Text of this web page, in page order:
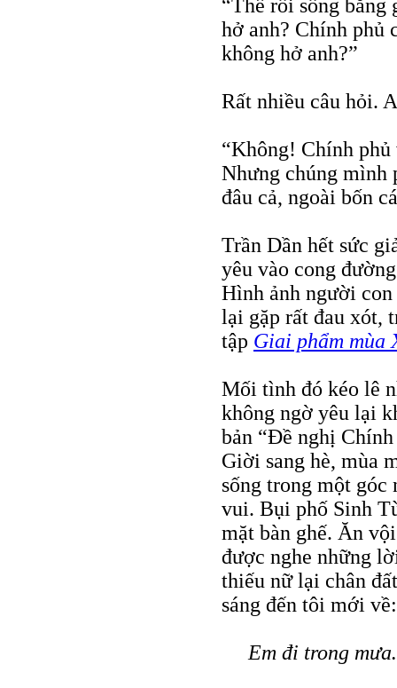
“Thế rồi sống bằng
hở anh? Chính phủ
không hở anh?”
Rất nhiều câu hỏi.
“Không! Chính phủ
Nhưng chúng mình
đâu cả, ngoài bốn
Trần Dần hết sức
yêu vào cong
Hình ảnh người
lại gặp rất đau xót,
tập Giai phẩm mùa
Mối tình đó kéo lê
không ngờ yêu lại
bản “Đề nghị
Giời sang hè, mùa
sống trong một góc
vui. Bụi phố Sinh
mặt bàn ghế. Ăn
được nghe những
thiếu nữ lại chân
sáng đến tôi mới về:
Em đi trong